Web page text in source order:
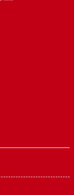
浙江省衢州市柯城区上街售后服务中心（需提前预约）
浙江省舟山市定海区解放东路售后服务中心（需提前预约）